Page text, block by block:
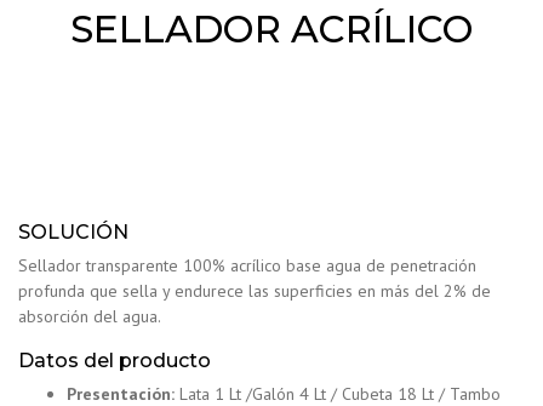
SELLADOR ACRÍLICO
SOLUCIÓN
Sellador transparente 100% acrílico base agua de penetración
profunda que sella y endurece las superficies en más del 2% de
absorción del agua.
Datos del producto
Presentación: Lata 1 Lt /Galón 4 Lt / Cubeta 18 Lt / Tambo